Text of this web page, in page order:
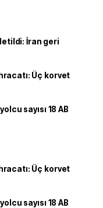
İran geri
Üç korvet
sayısı 18 AB
Üç korvet
sayısı 18 AB